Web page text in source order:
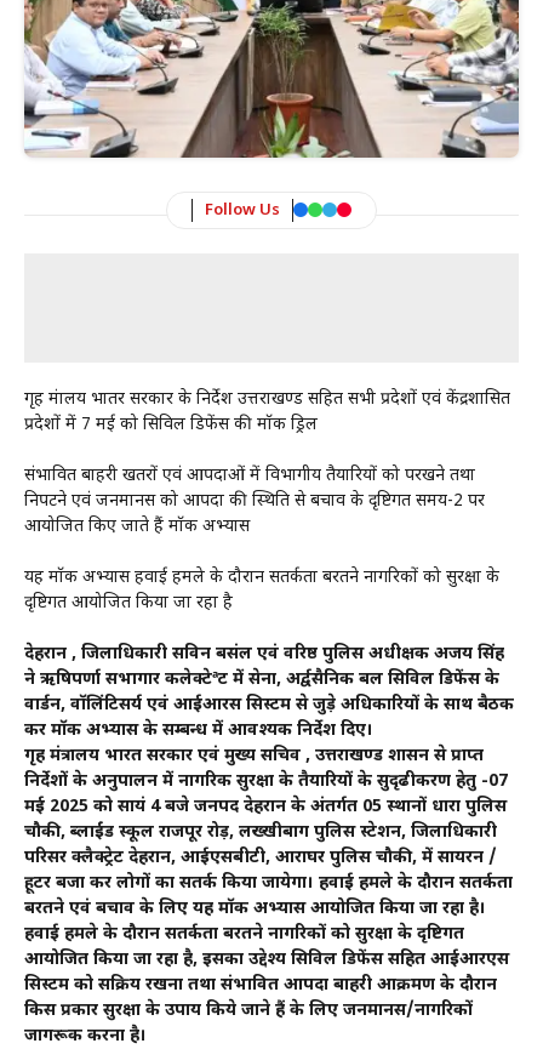
Follow Us
गृह मंत्रालय भातर सरकार के निर्देश उत्तराखण्ड सहित सभी प्रदेशों एवं केंद्रशासित
प्रदेशों में 7 मई को सिविल डिफेंस की मॉक ड्रिल
संभावित बाहरी खतरों एवं आपदाओं में विभागीय तैयारियों को परखने तथा
निपटने एवं जनमानस को आपदा की स्थिति से बचाव के दृष्टिगत समय-2 पर
आयोजित किए जाते हैं मॉक अभ्यास
यह मॉक अभ्यास हवाई हमले के दौरान सतर्कता बरतने नागरिकों को सुरक्षा के
दृष्टिगत आयोजित किया जा रहा है
देहरादून , जिलाधिकारी सविन बसंल एवं वरिष्ठ पुलिस अधीक्षक अजय सिंह
ने ऋषिपर्णा सभागार कलेक्टेªट में सेना, अर्द्वसैनिक बल सिविल डिफेंस के
वार्डन, वॉलिंटिसर्य एवं आईआरस सिस्टम से जुड़े अधिकारियों के साथ बैठक
कर मॉक अभ्यास के सम्बन्ध में आवश्यक निर्देश दिए।
गृह मंत्रालय भारत सरकार एवं मुख्य सचिव , उत्तराखण्ड शासन से प्राप्त
निर्देशों के अनुपालन में नागरिक सुरक्षा के तैयारियों के सुदृढीकरण हेतु -07
मई 2025 को सायं 4 बजे जनपद देहरादून के अंतर्गत 05 स्थानों धारा पुलिस
चौकी, ब्लाईंड स्कूल राजपूर रोड़, लख्खीबाग पुलिस स्टेशन, जिलाधिकारी
परिसर क्लैक्ट्रेट देहरादून, आईएसबीटी, आराघर पुलिस चौकी, में सायरन /
हूटर बजा कर लोगों का सतर्क किया जायेगा। हवाई हमले के दौरान सतर्कता
बरतने एवं बचाव के लिए यह मॉक अभ्यास आयोजित किया जा रहा है।
हवाई हमले के दौरान सतर्कता बरतने नागरिकों को सुरक्षा के दृष्टिगत
आयोजित किया जा रहा है, इसका उद्देश्य सिविल डिफेंस सहित आईआरएस
सिस्टम को सक्रिय रखना तथा संभावित आपदा बाहरी आक्रमण के दौरान
किस प्रकार सुरक्षा के उपाय किये जाने हैं के लिए जनमानस/नागरिकों
जागरूक करना है।